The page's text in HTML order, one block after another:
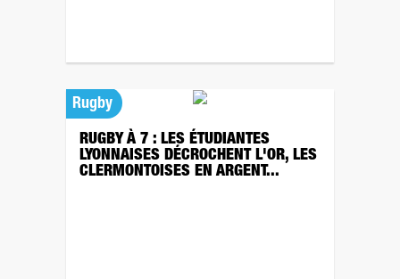
Rugby
RUGBY À 7 : LES ÉTUDIANTES
LYONNAISES DÉCROCHENT L'OR, LES
CLERMONTOISES EN ARGENT...